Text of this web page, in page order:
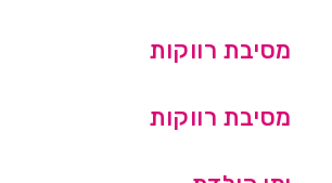
מסיבת רווקות
מסיבת רווקות